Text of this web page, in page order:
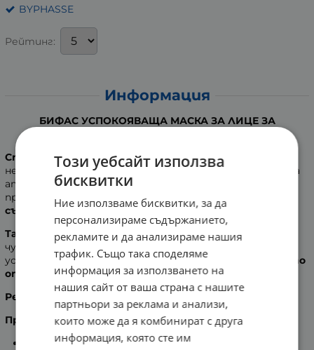
BYPHASSE
Рейтинг:
Информация
БИФАС УСПОКОЯВАЩА МАСКА ЗА ЛИЦЕ ЗА
Специалната линия „HOME SPA EXPERIENCE”
неповторими моменти на удоволствие в приятната
атмосфера на дома. Продуктите съчетават
предимствата на
термалната вода
съставки , които пречистват кожата.
Тази маска на BYPHASSE е създадена специално за
чувствителна и суха кожа. Формулата й се базира на
успокояващите и регенериращи свойства на
маслото
от шипка.
Резултати
: Лицето е почистено и освежено.
Предимства на продукта:
Обогатен с термална вода.
Този уебсайт използва
бисквитки
Ние използваме бисквитки, за да
персонализираме съдържанието,
рекламите и да анализираме нашия
трафик. Също така споделяме
информация за използването на
нашия сайт от ваша страна с нашите
партньори за реклама и анализи,
които може да я комбинират с друга
информация, която сте им